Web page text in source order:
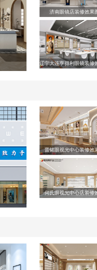
济南眼镜店装修效果
辽宁大连亨得利眼镜装修
晋铭眼视光中心装修效
何氏眼视光中心店装修